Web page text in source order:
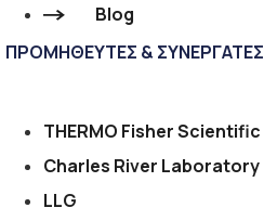
Blog
ΠΡΟΜΗΘΕΥΤΕΣ & ΣΥΝΕΡΓΑΤΕΣ
THERMO Fisher Scientific
Charles River Laboratory
LLG